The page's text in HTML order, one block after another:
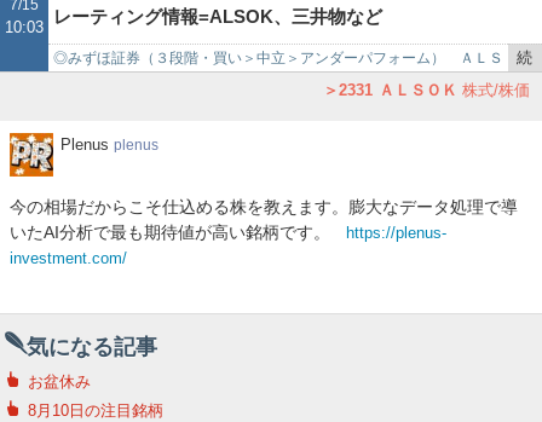
事
で
7/15
10:03
レーティング情報=ALSOK、三井物など
◎みずほ証券（３段階・買い＞中立＞アンダーパフォーム） ＡＬＳ
ＯＫ――「買い」→「買い」、１４３０円→１４００円 ジンズＨＤ
続
き
2331 ＡＬＳＯＫ 株式/株価
Plenus
Plenus plenus
今の相場だからこそ仕込める株を教えます。膨大なデータ処理で導
いたAI分析で最も期待値が高い銘柄です。
https://plenus-
investment.com/
気になる記事
お盆休み
8月10日の注目銘柄